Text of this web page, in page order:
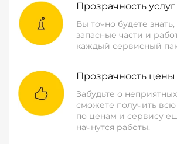
Прозрачность услуг
Вы точно будете
запасные части и
каждый сервисный
Прозрачность цены
Забудьте о
сможете получить
по ценам и сервису
начнутся работы.